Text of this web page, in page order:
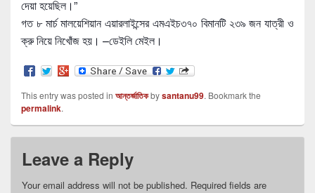
দেয়া হয়েছিল।”
গত ৮ মার্চ মালয়েশিয়ান এয়ারলাইন্সের এমএইচ৩৭০ বিমানটি ২৩৯ জন যাত্রী ও
ক্রু নিয়ে নিখোঁজ হয়। –ডেইলি মেইল।
This entry was posted in আন্তর্জাতিকbysantanu99. Bookmark the
permalink.
Leave a Reply
Your email address will not be published. Required fields are